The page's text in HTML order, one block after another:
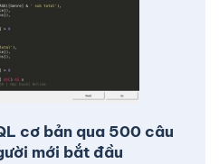
cơ bản qua 500 câu
mới bắt đầu